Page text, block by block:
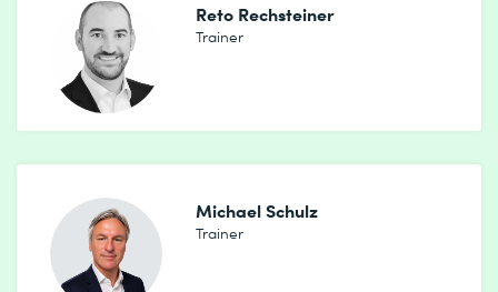
Reto Rechsteiner
Trainer
Michael Schulz
Trainer